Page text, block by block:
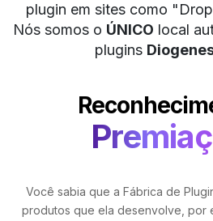
plugin em sites como
Nós somos o ÚNICO local
plugins
Você sabia que a Fábrica de
produtos que ela desenvolve, por